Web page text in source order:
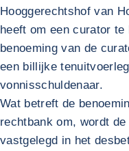
Hooggerechtshof van
heeft om een curator te
benoeming van de
een billijke
vonnisschuldenaar.
Wat betreft de
rechtbank om, wordt
vastgelegd in het